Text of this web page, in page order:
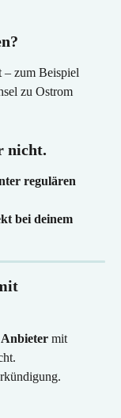
– zum Beispiel
zu Ostrom
nicht.
regulären
bei deinem
Anbieter mit